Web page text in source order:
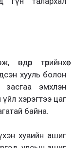
төрийнхөө
хууль болон
эмхлэн
үйл хэрэгтээ цаг
байна.
хувийн ашиг